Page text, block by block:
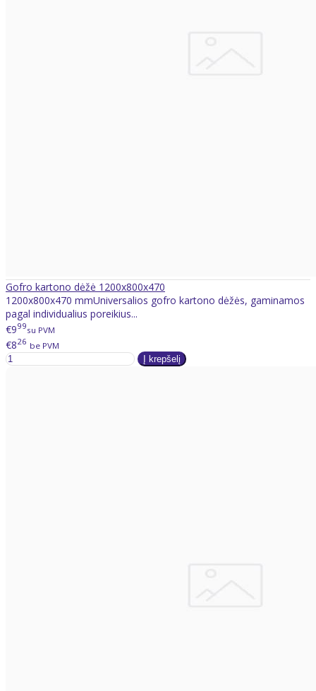
Gofro kartono dėžė 1200x800x470
1200x800x470 mmUniversalios gofro kartono dėžės, gaminamos
pagal individualius poreikius...
€999su PVM
€826 be PVM